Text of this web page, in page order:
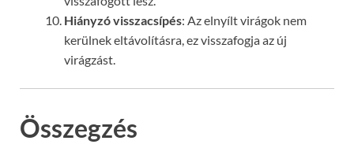
Hiányzó visszacsípés: Az elnyílt virágok nem
kerülnek eltávolításra, ez visszafogja az új
virágzást.
Összegzés